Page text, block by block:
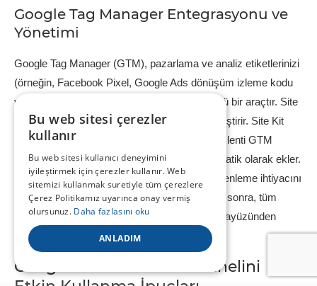
Google Tag Manager Entegrasyonu ve
Yönetimi
Google Tag Manager (GTM), pazarlama ve analiz etiketlerinizi
(örneğin, Facebook Pixel, Google Ads dönüşüm izleme kodu
vb.) tek bir yerden yönetmenizi sağlayan güçlü bir araçtır. Site
Kit, GTM’yi sitenize ekleme sürecini de basitleştirir. Site Kit
ayarlarından Tag Manager’ı bağladığınızda, eklenti GTM
konteyner kodunu sitenizin kod yapısına otomatik olarak ekler.
Bu, her yeni etiket için tema dosyalarınızı düzenleme ihtiyacını
ortadan kaldırır. Entegrasyon tamamlandıktan sonra, tüm
etiketlerinizi doğrudan Google Tag Manager arayüzünden
yönetmeye devam edebilirsiniz.
Google Site Kit Kontrol Panelini
Bu web sitesi çerezler
kullanır
Bu web sitesi kullanıcı deneyimini
iyileştirmek için çerezler kullanır. Web
sitemizi kullanmak suretiyle tüm çerezlere
Çerez Politikamız uyarınca onay vermiş
olursunuz. Daha fazlasını oku
ANLADIM